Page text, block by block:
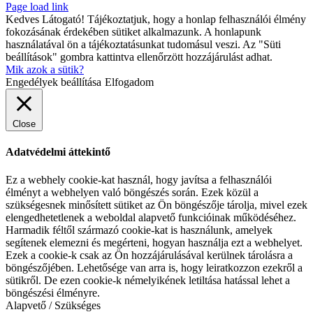
Page load link
Kedves Látogató! Tájékoztatjuk, hogy a honlap felhasználói élmény
fokozásának érdekében sütiket alkalmazunk. A honlapunk
használatával ön a tájékoztatásunkat tudomásul veszi. Az "Süti
beállítások" gombra kattintva ellenőrzött hozzájárulást adhat.
Mik azok a sütik?
Engedélyek beállítása Elfogadom
Close
Adatvédelmi áttekintő
Ez a webhely cookie-kat használ, hogy javítsa a felhasználói
élményt a webhelyen való böngészés során. Ezek közül a
szükségesnek minősített sütiket az Ön böngészője tárolja, mivel ezek
elengedhetetlenek a weboldal alapvető funkcióinak működéséhez.
Harmadik féltől származó cookie-kat is használunk, amelyek
segítenek elemezni és megérteni, hogyan használja ezt a webhelyet.
Ezek a cookie-k csak az Ön hozzájárulásával kerülnek tárolásra a
böngészőjében. Lehetősége van arra is, hogy leiratkozzon ezekről a
sütikről. De ezen cookie-k némelyikének letiltása hatással lehet a
böngészési élményre.
Alapvető / Szükséges